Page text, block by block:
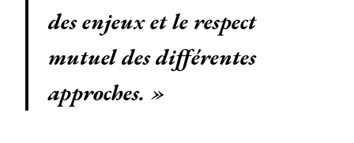
des enjeux et le respect
mutuel des différentes
approches. »